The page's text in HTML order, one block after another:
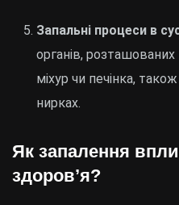
Запальні процеси в
органів,
міхур чи печінка,
нирках.
Як запалення
здоров’я?